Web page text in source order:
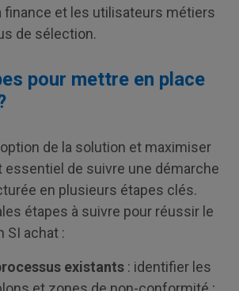
finance et les utilisateurs métiers
de sélection.
pour mettre en place
de la solution et maximiser
essentiel de suivre une démarche
en plusieurs étapes clés.
étapes à suivre pour réussir le
SI achat :
existants : identifier les